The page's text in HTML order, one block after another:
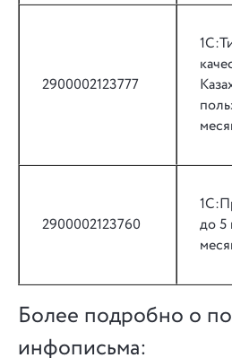
2900002123777
2900002123760
до 5
Более подробно о
инфописьма: